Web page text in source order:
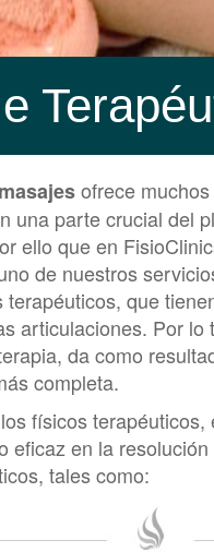
masajesofrece
una parte crucial del
ello que en
de nuestros
terapéuticos, que
articulaciones. Por
da como
completa.
físicos
eficaz en la
tales como: